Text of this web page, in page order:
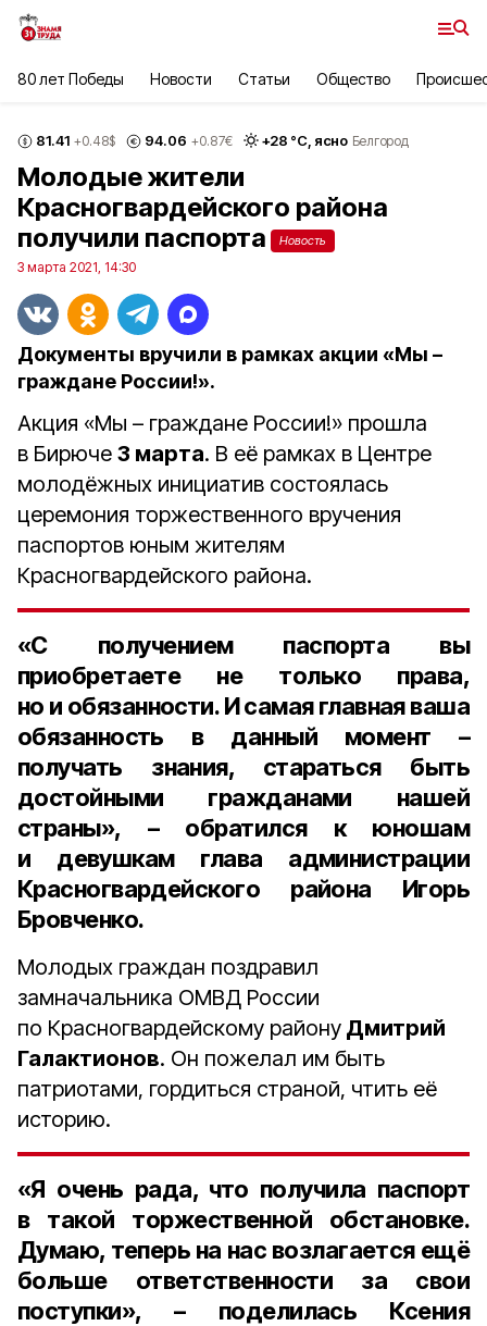
80 лет Победы Новости Статьи Общество
81.41 +0.48$ 94.06 +0.87€ +28 °С, ясно Белгород
Молодые жители
Красногвардейского района
получили паспорта
Новость
3 марта 2021, 14:30
Документы вручили в рамках акции «Мы –
граждане России!».
Акция «Мы – граждане России!» прошла
в Бирюче 3 марта. В её рамках в Центре
молодёжных инициатив состоялась
церемония торжественного вручения
паспортов юным жителям
Красногвардейского района.
«С получением паспорта вы
приобретаете не только права,
но и обязанности. И самая главная ваша
обязанность в данный момент –
получать знания, стараться быть
достойными гражданами нашей
страны», – обратился к юношам
и девушкам глава администрации
Красногвардейского района Игорь
Бровченко.
Молодых граждан поздравил
замначальника ОМВД России
по Красногвардейскому району Дмитрий
Галактионов. Он пожелал им быть
патриотами, гордиться страной, чтить её
историю.
«Я очень рада, что получила паспорт
в такой торжественной обстановке.
Думаю, теперь на нас возлагается ещё
больше ответственности за свои
поступки», – поделилась Ксения